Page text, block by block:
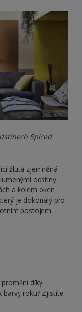
Spiced
žlutá zjemněná
odstíny
a kolem oken
je dokonalý pro
postojem.
díky
barvy roku? Zjistíte